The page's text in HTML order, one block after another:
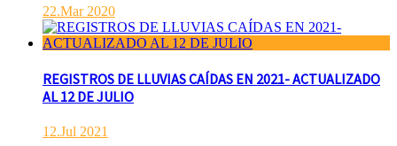
22.Mar 2020
REGISTROS DE LLUVIAS CAÍDAS EN 2021- ACTUALIZADO
AL 12 DE JULIO
12.Jul 2021